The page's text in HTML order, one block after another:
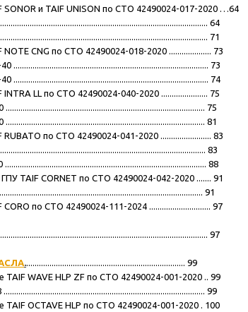
и TAIF UNISON по СТО 42490024-017-2020 …64
64
71
CNG по СТО 42490024-018-2020 .................... 73
............................................................................................ 73
............................................................................................ 74
LL по СТО 42490024-040-2020 ...................... 75
75
81
по СТО 42490024-041-2020 ........................ 83
83
88
TAIF CORNET по СТО 42490024-042-2020 ....... 91
91
по СТО 42490024-111-2024 ............................. 97
97
............................................................................ 99
TAIF WAVE HLP ZF по СТО 42490024-001-2020 .. 99
99
TAIF OCTAVE HLP по СТО 42490024-001-2020 . 100